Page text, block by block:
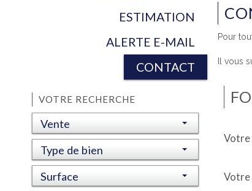
ESTIMATION
ALERTE E-MAIL
CONTACT
VOTRE RECHERCHE
Vente
Type de bien
Surface
Pour
Il vous
Votre
Votre